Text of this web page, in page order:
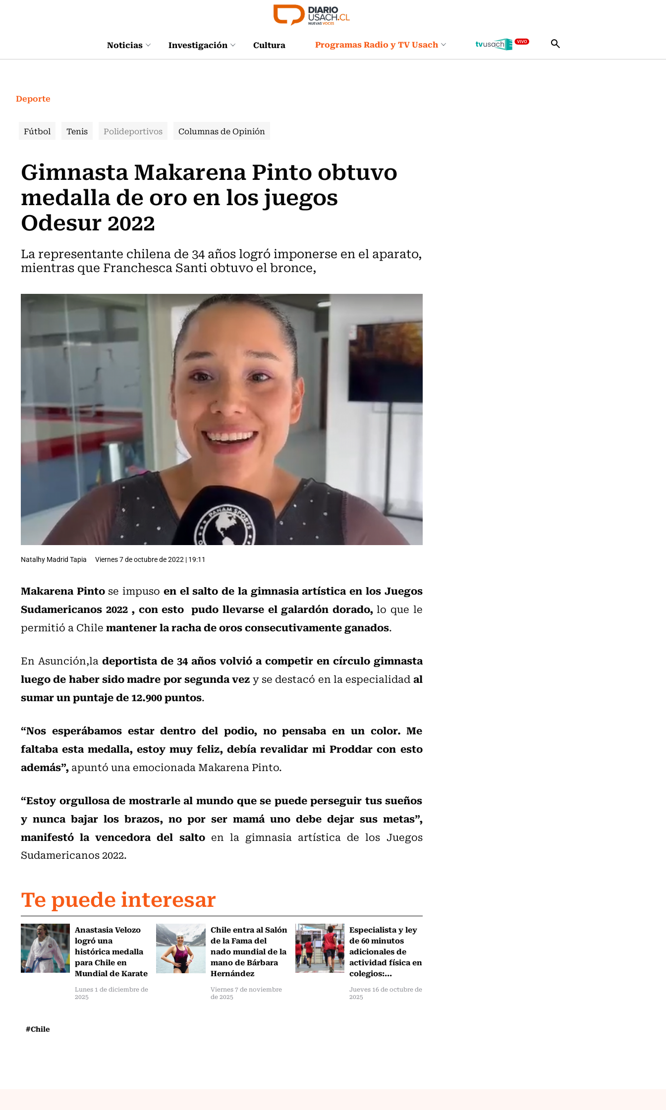
Noticias Investigación Cultura Programas Radio y TV Usach
Deporte
Fútbol Tenis Polideportivos Columnas de Opinión
Gimnasta Makarena Pinto obtuvo
medalla de oro en los juegos
Odesur 2022
La representante chilena de 34 años logró imponerse en el aparato,
mientras que Franchesca Santi obtuvo el bronce,
Natalhy Madrid Tapia Viernes 7 de octubre de 2022 | 19:11
Makarena Pintose impuso en el salto de la gimnasia artística en los Juegos
Sudamericanos 2022 , con esto pudo llevarse el galardón dorado,lo que le
permitió a Chilemantener la racha de oros consecutivamente ganados.
En Asunción,ladeportista de 34 años volvió a competir en círculo gimnasta
luego de haber sido madre por segunda vezy se destacó en la especialidadal
sumar un puntaje de 12.900 puntos.
“Nos esperábamos estar dentro del podio, no pensaba en un color. Me
faltaba esta medalla, estoy muy feliz, debía revalidar mi Proddar con esto
además”,apuntó una emocionada Makarena Pinto.
“Estoy orgullosa de mostrarle al mundo que se puede perseguir tus sueños
y nunca bajar los brazos, no por ser mamá uno debe dejar sus metas”,
manifestó la vencedora del saltoen la gimnasia artística de los Juegos
Sudamericanos 2022.
Te puede interesar
Anastasia Velozo
logró una
histórica medalla
para Chile en
Mundial de Karate
Lunes 1 de diciembre de
2025
Chile entra al Salón
de la Fama del
nado mundial de la
mano de Bárbara
Hernández
Viernes 7 de noviembre
de 2025
Especialista y ley
de 60 minutos
adicionales de
actividad física en
colegios:...
Jueves 16 de octubre de
2025
#Chile